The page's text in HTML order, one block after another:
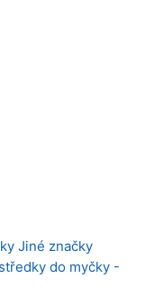
Jiné značky
do myčky -